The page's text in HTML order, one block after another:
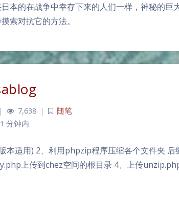
本的在战争中幸存下来的人们一样，神秘的巨
索对抗它的方法。
| 7,638 |
随笔
1 分钟内
本适用) 2、利用phpzip程序压缩各个文件夹 后
上传到chez空间的根目录 4、上传